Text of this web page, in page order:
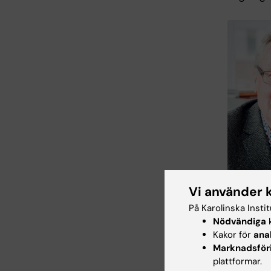
Christer
Cronberg
lämplig
bra som
Men ju
Vi använder
På Karolinska
Nödvändiga
Kakor för
plattformar.